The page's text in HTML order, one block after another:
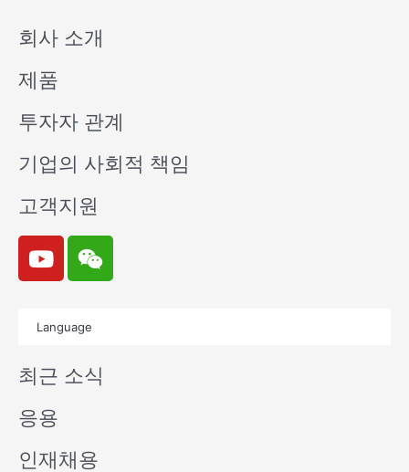
회사 소개
제품
투자자 관계
기업의 사회적 책임
고객지원
Y
o
u
e
W
e
i
n
Language
최근 소식
응용
인재채용